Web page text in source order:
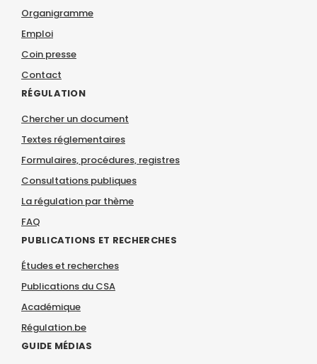
Organigramme
Emploi
Coin presse
Contact
RÉGULATION
Chercher un document
Textes réglementaires
Formulaires, procédures, registres
Consultations publiques
La régulation par thème
FAQ
PUBLICATIONS ET RECHERCHES
Études et recherches
Publications du CSA
Académique
Régulation.be
GUIDE MÉDIAS